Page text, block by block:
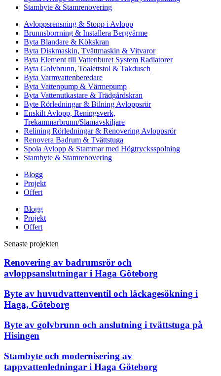
Stambyte & Stamrenovering
Avloppsrensning & Stopp i Avlopp
Brunnsborrning & Installera Bergvärme
Byta Blandare & Kökskran
Byta Diskmaskin, Tvättmaskin & Vitvaror
Byta Element till Vattenburet System Radiatorer
Byta Golvbrunn, Toalettstol & Takdusch
Byta Varmvattenberedare
Byta Vattenpump & Värmepump
Byta Vattenutkastare & Trädgårdskran
Byte Rörledningar & Bilning Avloppsrör
Enskilt Avlopp, Reningsverk,
Trekammarbrunn/Slamavskiljare
Relining Rörledningar & Renovering Avloppsrör
Renovera Badrum & Tvättstuga
Spola Avlopp & Stammar med Högtrycksspolning
Stambyte & Stamrenovering
Blogg
Projekt
Offert
Blogg
Projekt
Offert
Senaste projekten
Renovering av badrumsrör och
avloppsanslutningar i Haga Göteborg
Byte av huvudvattenventil och läckagesökning i
Haga, Göteborg
Byte av golvbrunn och anslutning i tvättstuga på
Hisingen
Stambyte och modernisering av
tappvattenledningar i Haga Göteborg